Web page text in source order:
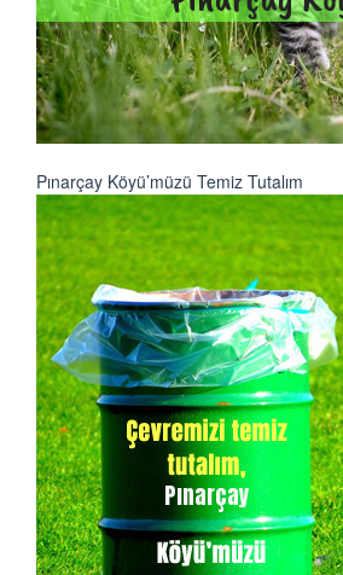
Pınarçay Köyü’müzü Temiz Tutalım